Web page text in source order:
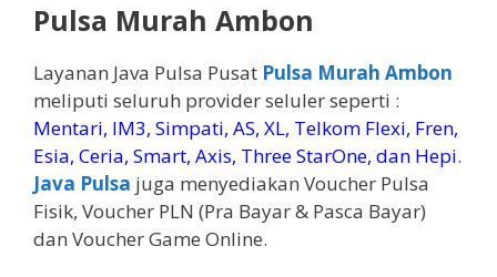
Pulsa Murah Ambon
Layanan Java Pulsa Pusat Pulsa Murah Ambon
meliputi seluruh provider seluler seperti :
Mentari, IM3, Simpati, AS, XL, Telkom Flexi, Fren,
Esia, Ceria, Smart, Axis, Three StarOne, dan Hepi.
Java Pulsa juga menyediakan Voucher Pulsa
Fisik, Voucher PLN (Pra Bayar & Pasca Bayar)
dan Voucher Game Online.